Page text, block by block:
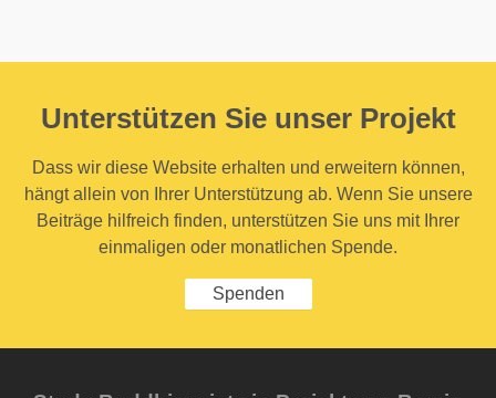
Unterstützen Sie unser Projekt
Dass wir diese Website erhalten und erweitern können,
hängt allein von Ihrer Unterstützung ab. Wenn Sie unsere
Beiträge hilfreich finden, unterstützen Sie uns mit Ihrer
einmaligen oder monatlichen Spende.
Spenden